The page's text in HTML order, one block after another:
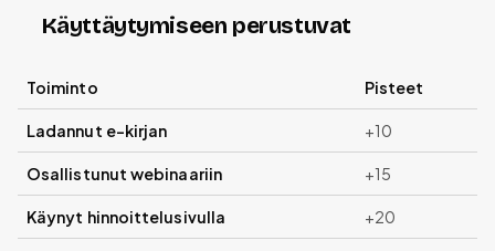
Käyttäytymiseen perustuvat
Toiminto Pisteet
Ladannut e-kirjan +10
Osallistunut webinaariin +15
Käynyt hinnoittelusivulla +20